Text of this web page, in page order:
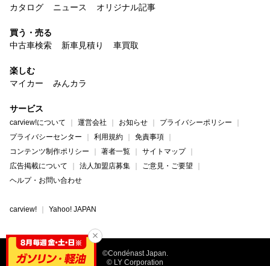
カタログ
ニュース オリジナル記事
買う・売る
中古車検索
新車見積り 車買取
楽しむ
マイカー
みんカラ
サービス
carview!について 運営会社 お知らせ
プライバシーポリシー
プライバシーセンター
利用規約
免責事項
コンテンツ制作ポリシー
著者一覧
サイトマップ
広告掲載について
法人加盟店募集
ご意見・ご要望
ヘルプ・お問い合わせ
carview! Yahoo! JAPAN
©Condénast Japan.
© LY Corporation